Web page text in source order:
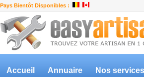
Pays Bientôt Disponibles :
Accueil Annuaire Nos services